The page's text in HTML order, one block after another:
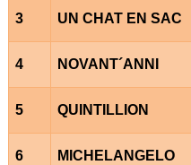
3 UN CHAT EN SAC
4 NOVANT´ANNI
5 QUINTILLION
6 MICHELANGELO